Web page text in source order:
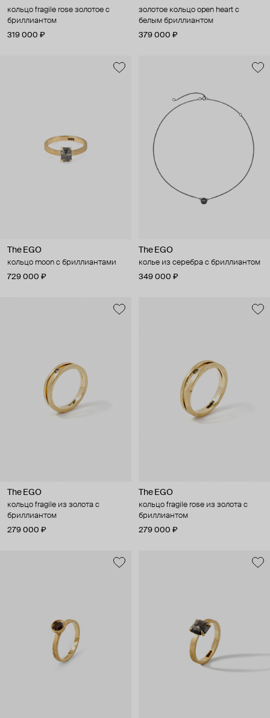
кольцо fragile rose золотое с
бриллиантом
319 000 ₽
золотое кольцо open heart с
белым бриллиантом
379 000 ₽
The EGO
кольцо moon с бриллиантами
729 000 ₽
The EGO
колье из серебра с бриллиантом
349 000 ₽
The EGO
кольцо fragile из золота с
бриллиантом
279 000 ₽
The EGO
кольцо fragile rose из золота с
бриллиантом
279 000 ₽